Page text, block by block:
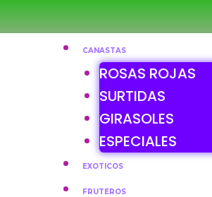
CANASTAS
ROSAS ROJAS
SURTIDAS
GIRASOLES
ESPECIALES
EXOTICOS
FRUTEROS